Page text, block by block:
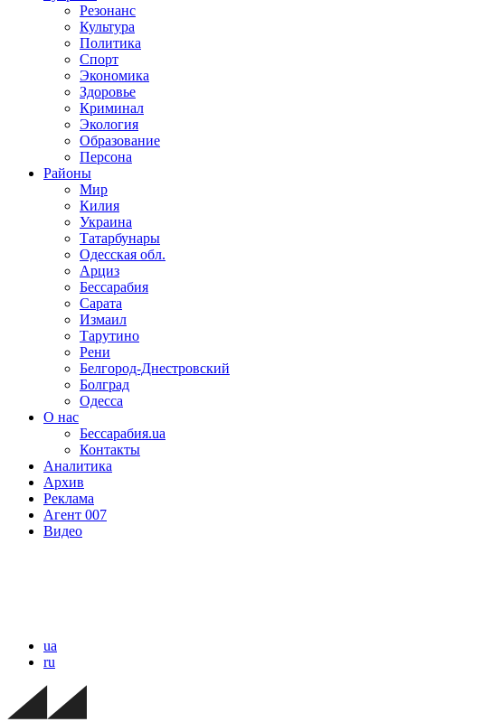
Резонанс
Культура
Политика
Спорт
Экономика
Здоровье
Криминал
Экология
Образование
Персона
Районы
Мир
Килия
Украина
Татарбунары
Одесская обл.
Арциз
Бессарабия
Сарата
Измаил
Тарутино
Рени
Белгород-Днестровский
Болград
Одесса
О нас
Бессарабия.ua
Контакты
Аналитика
Архив
Реклама
Агент 007
Видео
ua
ru